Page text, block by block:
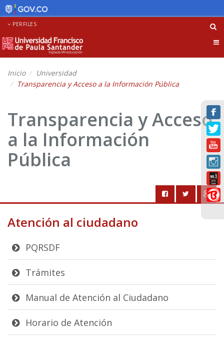
PERFILES
Inicio
Universidad
Transparencia y Acceso a la Información Pública
Transparencia y Acceso
a la Información
Pública
Atención al ciudadano
PQRSDF
Trámites
Manual de Atención al Ciudadano
Horario de Atención